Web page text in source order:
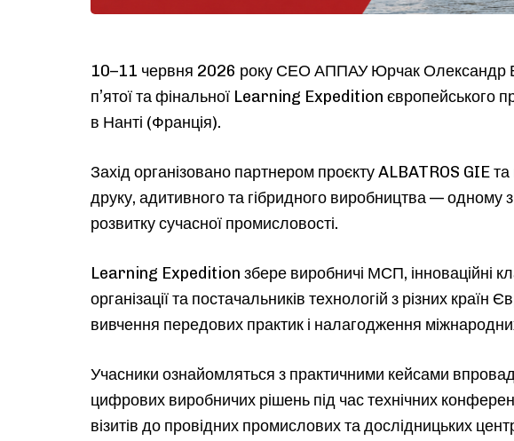
10–11 червня 2026 року СЕО АППАУ Юрчак Олександр
п’ятої та фінальної Learning Expedition європейського
в Нанті (Франція).
Захід організовано партнером проєкту ALBATROS GIE
друку, адитивного та гібридного виробництва — одному
розвитку сучасної промисловості.
Learning Expedition збере виробничі МСП, інноваційні
організації та постачальників технологій з різних країн
вивчення передових практик і налагодження
Учасники ознайомляться з практичними кейсами
цифрових виробничих рішень під час технічних
візитів до провідних промислових та дослідницьких